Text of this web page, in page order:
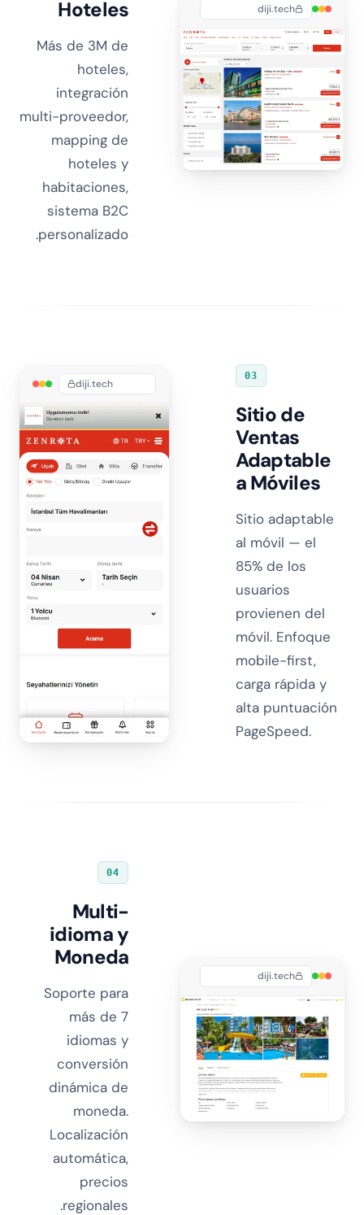
diji.tech
Hoteles
Más de 3M de
hoteles,
integración
multi-proveedor,
mapping de
hoteles y
habitaciones,
sistema B2C
personalizado.
diji.tech
03
Sitio de
Ventas
Adaptable
a Móviles
Sitio adaptable
al móvil — el
85% de los
usuarios
provienen del
móvil. Enfoque
mobile-first,
carga rápida y
alta puntuación
PageSpeed.
diji.tech
04
Multi-
idioma y
Moneda
Soporte para
más de 7
idiomas y
conversión
dinámica de
moneda.
Localización
automática,
precios
regionales.